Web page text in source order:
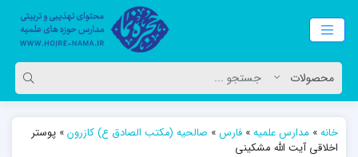
خانه» مدارس علمیه» فارس» صالحیه (مکتب الصادق ع) کازرون» پوستر
اخلاقی آیت الله مشکینی